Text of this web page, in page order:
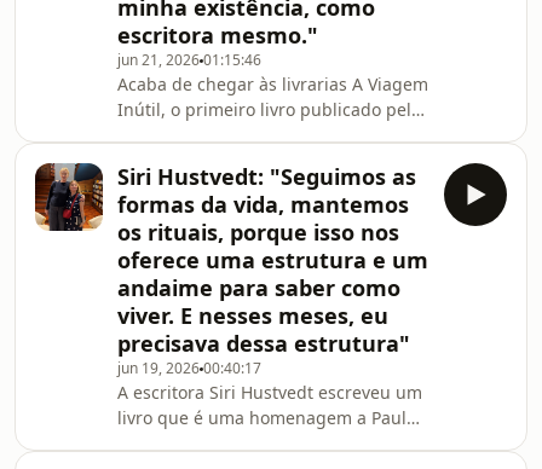
está presente neste livro. Ficamos a
saber, por exemplo,
minha existência, como
escritora mesmo."
jun 21, 202601:15:46
Acaba de chegar às livrarias A Viagem
Inútil, o primeiro livro publicado pela
leitores portugueses.É um livro que
acompanha a sua biografia, a sua
infância e adolescência. A
aprendizagem precoce das letras do
alfabeto com o pai, o bom
desempenho escolar e as primeiras
decepções e traições dos colegas; a
descoberta da lei
Siri Hustvedt: "Seguimos as
formas da vida, mantemos
os rituais, porque isso nos
oferece uma estrutura e um
andaime para saber como
viver. E nesses meses, eu
precisava dessa estrutura"
jun 19, 202600:40:17
A escritora Siri Hustvedt escreveu um
livro que é uma homenagem a Paul